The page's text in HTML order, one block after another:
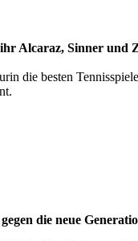
Alcaraz, Sinner und
die besten
die neue